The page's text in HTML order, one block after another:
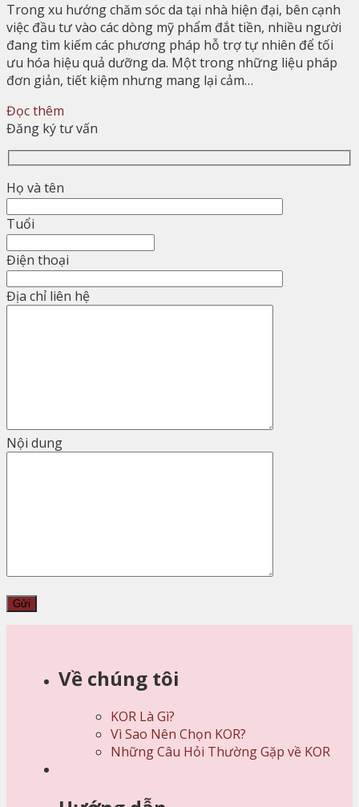
Trong xu hướng chăm sóc da tại nhà hiện đại, bên cạnh
việc đầu tư vào các dòng mỹ phẩm đắt tiền, nhiều người
đang tìm kiếm các phương pháp hỗ trợ tự nhiên để tối
ưu hóa hiệu quả dưỡng da. Một trong những liệu pháp
đơn giản, tiết kiệm nhưng mang lại cảm…
Đọc thêm
Đăng ký tư vấn
Họ và tên
Tuổi
Điện thoại
Địa chỉ liên hệ
Nội dung
Về chúng tôi
KOR Là Gì?
Vì Sao Nên Chọn KOR?
Những Câu Hỏi Thường Gặp về KOR